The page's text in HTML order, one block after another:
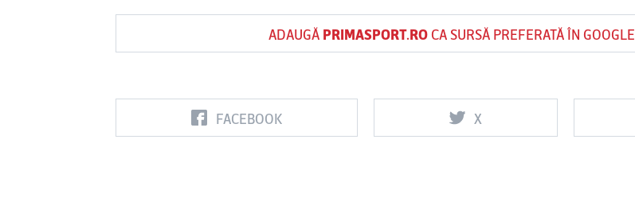
ADAUGĂ PRIMASPORT.ROCA SURSĂ PREFERATĂ ÎN GOOGLE
FACEBOOK X